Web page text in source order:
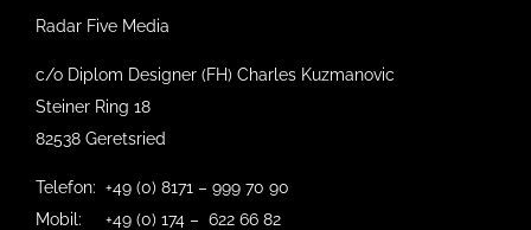
Radar Five Media
c/o Diplom Designer (FH) Charles Kuzmanovic
Steiner Ring 18
82538 Geretsried
Telefon: +49 (0) 8171 – 999 70 90
Mobil: +49 (0) 174 – 622 66 82